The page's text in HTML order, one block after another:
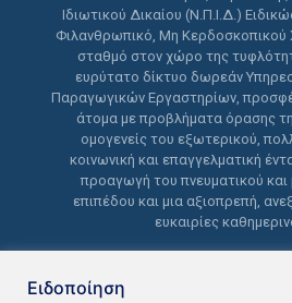
Ιδιωτικού Δικαίου (Ν.Π.Ι.Δ.)
Φιλανθρωπικό, Μη Κερδοσκοπικού
σταθμό στον χώρο της
ευρύτατο δίκτυο δωρεάν
Παραγωγικών Εργαστηρίων,
άτομα με προβλήματα όρασης
ομογενείς του εξωτερικού,
κοινωνική και επαγγελματική
προαγωγή του πνευματικού
επιπέδου και μια αξιοπρεπή,
ευκαιρίες
Ειδοποίηση